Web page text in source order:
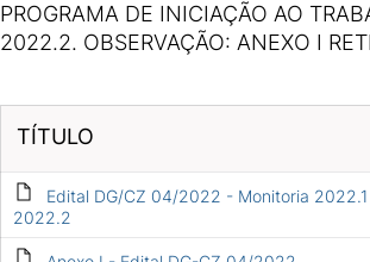
PROGRAMA DE INICIAÇÃO AO
2022.2. OBSERVAÇÃO: ANEXO I
TÍTULO
Edital DG/CZ 04/2022 - Monitoria
2022.2